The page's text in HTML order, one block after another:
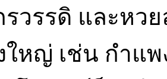
วรรดิ และหว
หญ่ เช่น กำแพ